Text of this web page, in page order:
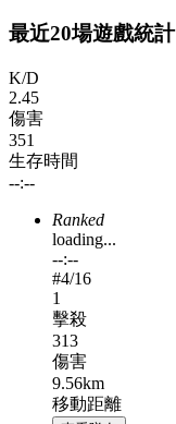
最近20場遊戲統計
K/D
2.45
傷害
351
生存時間
--:--
Ranked
loading...
--:--
#4/16
1
擊殺
313
傷害
9.56km
移動距離